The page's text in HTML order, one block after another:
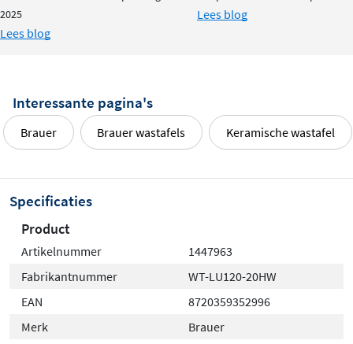
2025
Lees blog
Lees blog
Interessante pagina's
Brauer Brauer wastafels Keramische wastafel
Specificaties
Product
Artikelnummer
1447963
Fabrikantnummer
WT-LU120-20HW
EAN
8720359352996
Merk
Brauer